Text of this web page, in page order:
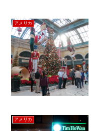
アメリカ
アメリカ